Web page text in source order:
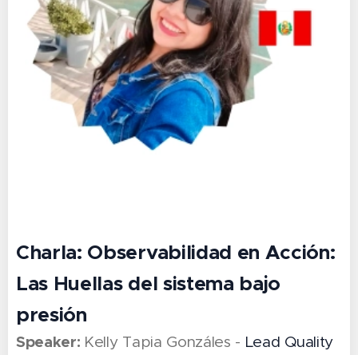
Charla: Observabilidad en Acción:
Las Huellas del sistema bajo
presión
Speaker: Kelly Tapia Gonzáles - Lead Quality